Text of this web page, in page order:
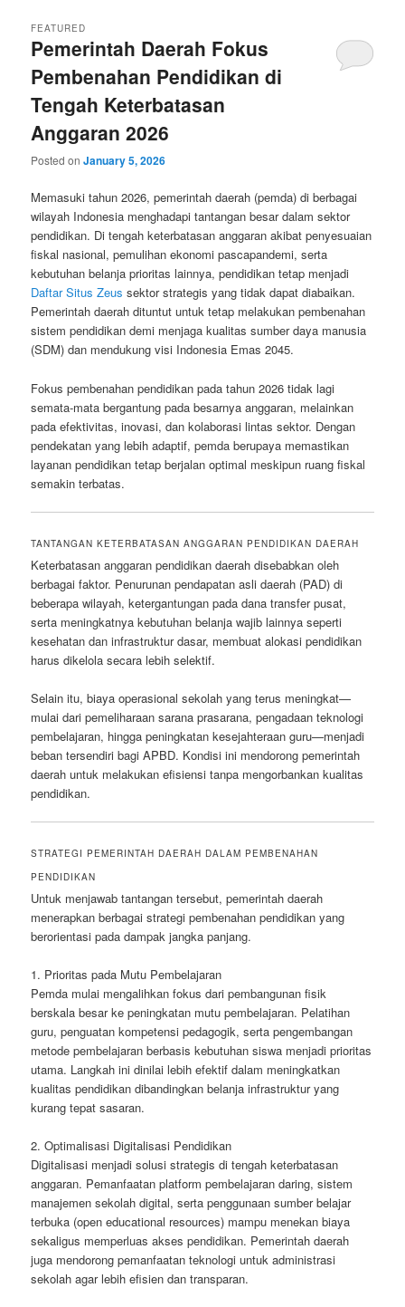
Pemerintah Daerah Fokus
Pembenahan Pendidikan di
Tengah Keterbatasan
Anggaran 2026
FEATURED
Posted onJanuary 5, 2026
Memasuki tahun 2026, pemerintah daerah (pemda) di berbagai
wilayah Indonesia menghadapi tantangan besar dalam sektor
pendidikan. Di tengah keterbatasan anggaran akibat penyesuaian
fiskal nasional, pemulihan ekonomi pascapandemi, serta
kebutuhan belanja prioritas lainnya, pendidikan tetap menjadi
Daftar Situs Zeus sektor strategis yang tidak dapat diabaikan.
Pemerintah daerah dituntut untuk tetap melakukan pembenahan
sistem pendidikan demi menjaga kualitas sumber daya manusia
(SDM) dan mendukung visi Indonesia Emas 2045.
Fokus pembenahan pendidikan pada tahun 2026 tidak lagi
semata-mata bergantung pada besarnya anggaran, melainkan
pada efektivitas, inovasi, dan kolaborasi lintas sektor. Dengan
pendekatan yang lebih adaptif, pemda berupaya memastikan
layanan pendidikan tetap berjalan optimal meskipun ruang fiskal
semakin terbatas.
TANTANGAN KETERBATASAN ANGGARAN PENDIDIKAN DAERAH
Keterbatasan anggaran pendidikan daerah disebabkan oleh
berbagai faktor. Penurunan pendapatan asli daerah (PAD) di
beberapa wilayah, ketergantungan pada dana transfer pusat,
serta meningkatnya kebutuhan belanja wajib lainnya seperti
kesehatan dan infrastruktur dasar, membuat alokasi pendidikan
harus dikelola secara lebih selektif.
Selain itu, biaya operasional sekolah yang terus meningkat—
mulai dari pemeliharaan sarana prasarana, pengadaan teknologi
pembelajaran, hingga peningkatan kesejahteraan guru—menjadi
beban tersendiri bagi APBD. Kondisi ini mendorong pemerintah
daerah untuk melakukan efisiensi tanpa mengorbankan kualitas
pendidikan.
STRATEGI PEMERINTAH DAERAH DALAM PEMBENAHAN
PENDIDIKAN
Untuk menjawab tantangan tersebut, pemerintah daerah
menerapkan berbagai strategi pembenahan pendidikan yang
berorientasi pada dampak jangka panjang.
1. Prioritas pada Mutu Pembelajaran
Pemda mulai mengalihkan fokus dari pembangunan fisik
berskala besar ke peningkatan mutu pembelajaran. Pelatihan
guru, penguatan kompetensi pedagogik, serta pengembangan
metode pembelajaran berbasis kebutuhan siswa menjadi prioritas
utama. Langkah ini dinilai lebih efektif dalam meningkatkan
kualitas pendidikan dibandingkan belanja infrastruktur yang
kurang tepat sasaran.
2. Optimalisasi Digitalisasi Pendidikan
Digitalisasi menjadi solusi strategis di tengah keterbatasan
anggaran. Pemanfaatan platform pembelajaran daring, sistem
manajemen sekolah digital, serta penggunaan sumber belajar
terbuka (open educational resources) mampu menekan biaya
sekaligus memperluas akses pendidikan. Pemerintah daerah
juga mendorong pemanfaatan teknologi untuk administrasi
sekolah agar lebih efisien dan transparan.